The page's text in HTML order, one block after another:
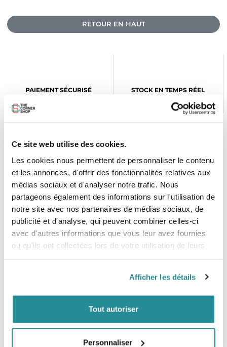
Ce site web utilise des cookies.
Les cookies nous permettent de personnaliser le contenu
et les annonces, d'offrir des fonctionnalités relatives aux
médias sociaux et d'analyser notre trafic. Nous
partageons également des informations sur l'utilisation de
notre site avec nos partenaires de médias sociaux, de
publicité et d'analyse, qui peuvent combiner celles-ci
avec d'autres informations que vous leur avez fournies
ou qu'ils ont collectées lors de votre utilisation de leurs
Afficher les détails
Tout autoriser
Personnaliser
RETOUR EN HAUT
PAIEMENT SÉCURISÉ
STOCK EN TEMPS RÉEL
SERVICE CLIENT
Une équipe de passionnés
À partir de 99€ d’achat*
LE SHOP
LOCALISER
BESOIN D’UN CONSEIL ?